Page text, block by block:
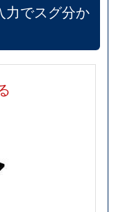
力でスグ分か